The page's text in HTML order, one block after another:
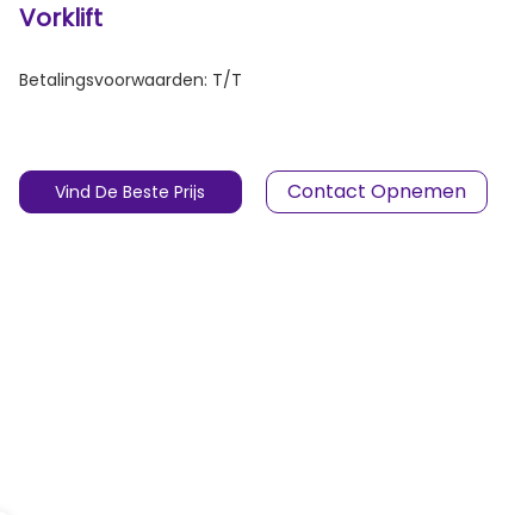
Vorklift
Betalingsvoorwaarden: T/T
Vind De Beste Prijs Contact Opnemen